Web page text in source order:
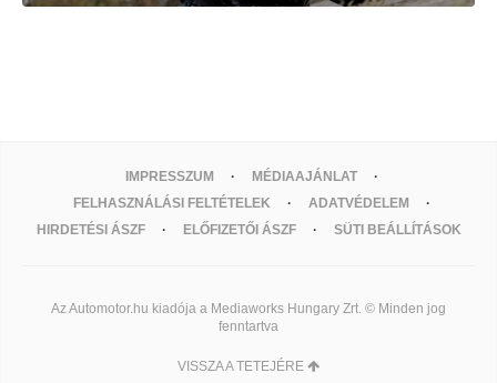
IMPRESSZUM
MÉDIAAJÁNLAT
FELHASZNÁLÁSI FELTÉTELEK
ADATVÉDELEM
HIRDETÉSI ÁSZF
ELŐFIZETŐI ÁSZF SÜTI BEÁLLÍTÁSOK
Az Automotor.hu kiadója a Mediaworks Hungary Zrt. © Minden jog
fenntartva
VISSZA A TETEJÉRE